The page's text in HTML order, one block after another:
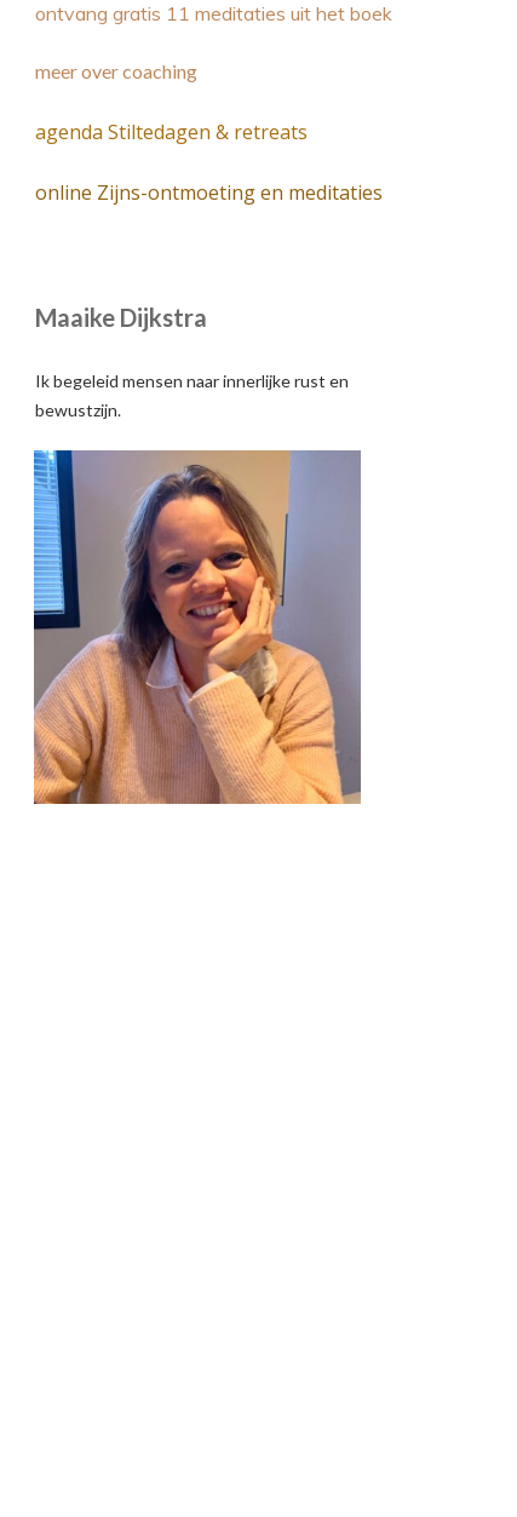
ontvang gratis 11 meditaties uit het boek
meer over coaching
agenda Stiltedagen & retreats
online Zijns-ontmoeting en meditaties
Maaike Dijkstra
Ik begeleid mensen naar innerlijke rust en
bewustzijn.